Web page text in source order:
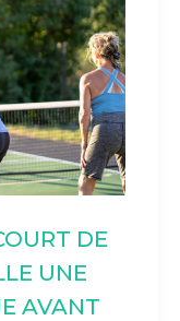
DE
UNE
AVANT